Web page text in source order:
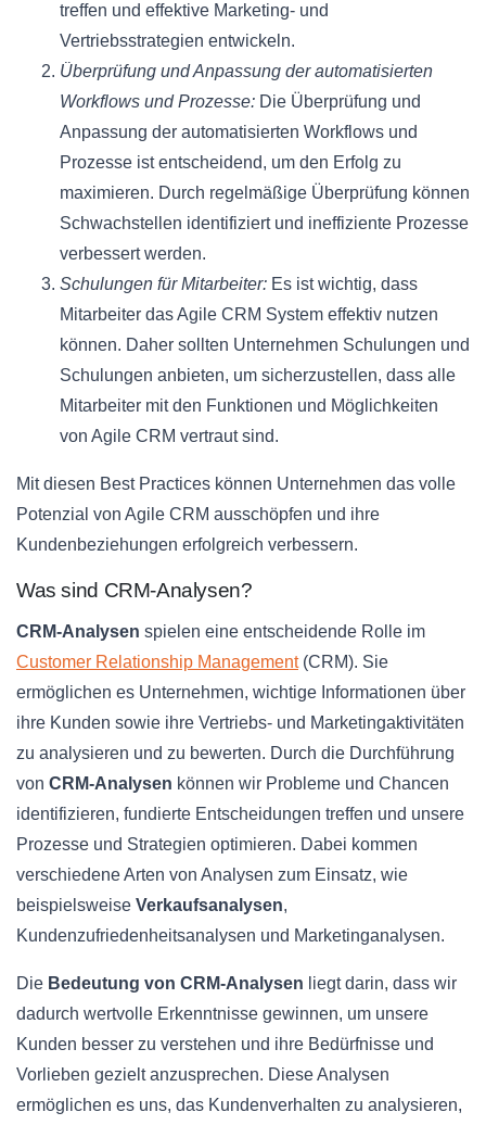
treffen und effektive Marketing- und
Vertriebsstrategien entwickeln.
Überprüfung und Anpassung der automatisierten
Workflows und Prozesse: Die Überprüfung und
Anpassung der automatisierten Workflows und
Prozesse ist entscheidend, um den Erfolg zu
maximieren. Durch regelmäßige Überprüfung können
Schwachstellen identifiziert und ineffiziente Prozesse
verbessert werden.
Schulungen für Mitarbeiter: Es ist wichtig, dass
Mitarbeiter das Agile CRM System effektiv nutzen
können. Daher sollten Unternehmen Schulungen und
Schulungen anbieten, um sicherzustellen, dass alle
Mitarbeiter mit den Funktionen und Möglichkeiten
von Agile CRM vertraut sind.
Mit diesen Best Practices können Unternehmen das volle
Potenzial von Agile CRM ausschöpfen und ihre
Kundenbeziehungen erfolgreich verbessern.
Was sind CRM-Analysen?
CRM-Analysen spielen eine entscheidende Rolle im
Customer Relationship Management(CRM). Sie
ermöglichen es Unternehmen, wichtige Informationen über
ihre Kunden sowie ihre Vertriebs- und Marketingaktivitäten
zu analysieren und zu bewerten. Durch die Durchführung
von CRM-Analysen können wir Probleme und Chancen
identifizieren, fundierte Entscheidungen treffen und unsere
Prozesse und Strategien optimieren. Dabei kommen
verschiedene Arten von Analysen zum Einsatz, wie
beispielsweise Verkaufsanalysen,
Kundenzufriedenheitsanalysen und Marketinganalysen.
Die Bedeutung von CRM-Analysen liegt darin, dass wir
dadurch wertvolle Erkenntnisse gewinnen, um unsere
Kunden besser zu verstehen und ihre Bedürfnisse und
Vorlieben gezielt anzusprechen. Diese Analysen
ermöglichen es uns, das Kundenverhalten zu analysieren,